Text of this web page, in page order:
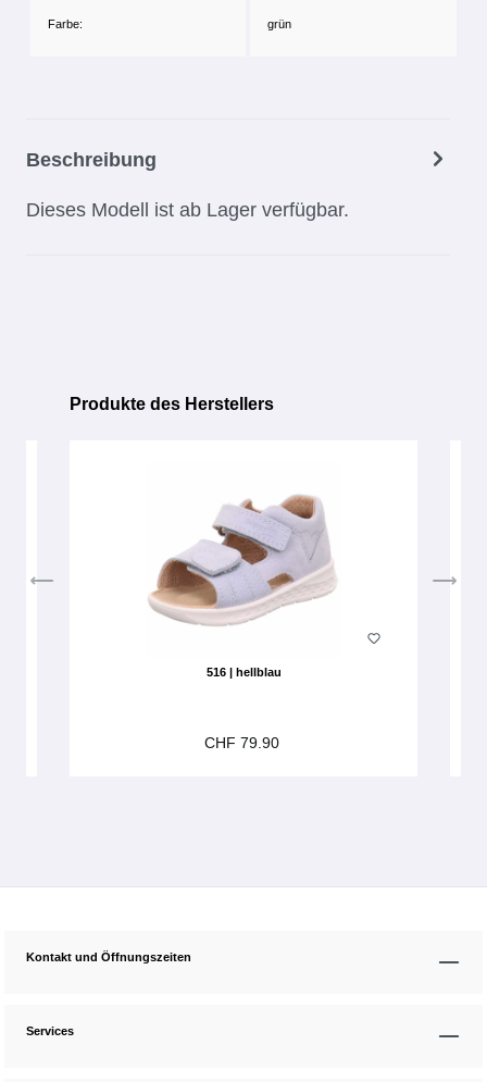
Farbe: grün
Beschreibung
Dieses Modell ist ab Lager verfügbar.
Produktgalerie überspringen
Produkte des Herstellers
516 | hellblau
CHF 79.90
Kontakt und Öffnungszeiten
Services